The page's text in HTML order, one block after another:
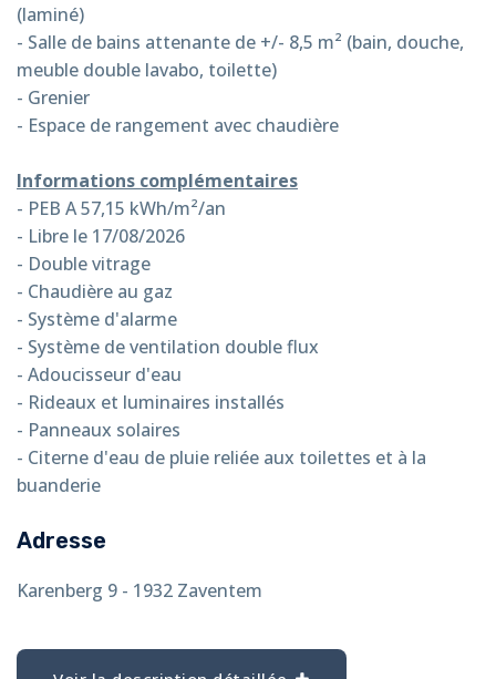
(laminé)
- Salle de bains attenante de +/- 8,5 m² (bain, douche,
meuble double lavabo, toilette)
- Grenier
- Espace de rangement avec chaudière
Informations complémentaires
- PEB A 57,15 kWh/m²/an
- Libre le 17/08/2026
- Double vitrage
- Chaudière au gaz
- Système d'alarme
- Système de ventilation double flux
- Adoucisseur d'eau
- Rideaux et luminaires installés
- Panneaux solaires
- Citerne d'eau de pluie reliée aux toilettes et à la
buanderie
Adresse
Karenberg 9 - 1932 Zaventem